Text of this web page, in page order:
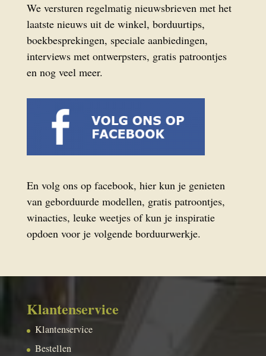
We versturen regelmatig nieuwsbrieven met het
laatste nieuws uit de winkel, borduurtips,
boekbesprekingen, speciale aanbiedingen,
interviews met ontwerpsters, gratis patroontjes
en nog veel meer.
En volg ons op facebook, hier kun je genieten
van geborduurde modellen, gratis patroontjes,
winacties, leuke weetjes of kun je inspiratie
opdoen voor je volgende borduurwerkje.
Klantenservice
Klantenservice
Bestellen